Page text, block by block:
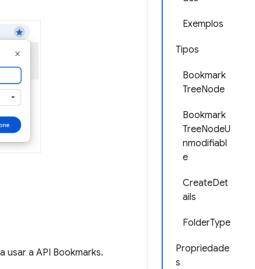
Exemplos
Tipos
Bookmark
TreeNode
Bookmark
TreeNodeU
nmodifiabl
e
CreateDet
ails
FolderType
Propriedade
s
usar a API Bookmarks.